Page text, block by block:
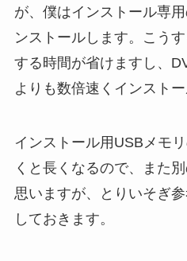
が、僕はインストール専
ンストールします。こう
する時間が省けますし、
よりも数倍速くインスト
インストール用USBメモ
くと長くなるので、また
思いますが、とりいそぎ
しておきます。